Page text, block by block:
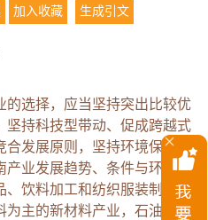
加入收藏 生成引文
的选择，应当坚持突出比较优
坚持科技型带动、促成跨越式
合发展原则，坚持环境保护与
产业发展趋势、条件与环境选
、饮料加工和纺织服装制造
为主的新材料产业，石油化工